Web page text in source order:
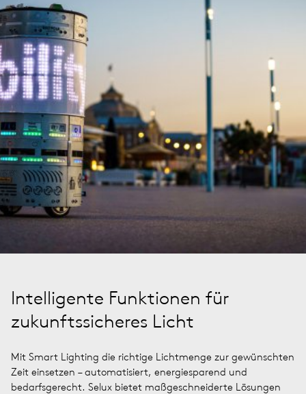
Intelligente Funktionen für
zukunftssicheres Licht
Mit Smart Lighting die richtige Lichtmenge zur gewünschten
Zeit einsetzen – automatisiert, energiesparend und
bedarfsgerecht. Selux bietet maßgeschneiderte Lösungen